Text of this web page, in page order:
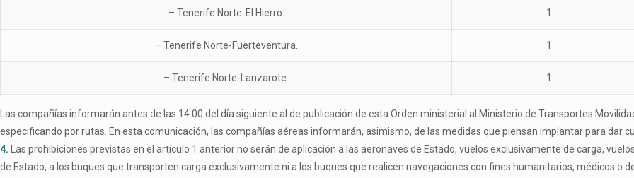
– Tenerife Norte-El Hierro. 1
– Tenerife Norte-Fuerteventura. 1
– Tenerife Norte-Lanzarote. 1
Las compañías informarán antes de las 14:00 del día siguiente al de publicación de esta Orden ministerial al Ministerio de Transportes
especificando por rutas. En esta comunicación, las compañías aéreas informarán, asimismo, de las medidas que piensan implantar para dar
4. Las prohibiciones previstas en el artículo 1 anterior no serán de aplicación a las aeronaves de Estado, vuelos exclusivamente de carga,
de Estado, a los buques que transporten carga exclusivamente ni a los buques que realicen navegaciones con fines humanitarios, médicos o